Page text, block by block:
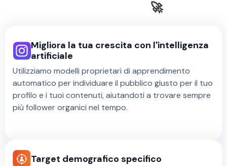
🚀
Migliora la tua crescita con l'intelligenza
artificiale
Utilizziamo modelli proprietari di apprendimento
automatico per individuare il pubblico giusto per il tuo
profilo e i tuoi contenuti, aiutandoti a trovare sempre
più follower organici nel tempo.
Target demografico specifico